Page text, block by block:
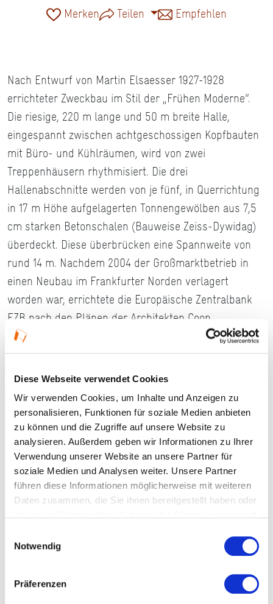
Diese Webseite verwendet Cookies
Wir verwenden Cookies, um Inhalte und Anzeigen zu
personalisieren, Funktionen für soziale Medien anbieten
zu können und die Zugriffe auf unsere Website zu
analysieren. Außerdem geben wir Informationen zu Ihrer
Verwendung unserer Website an unsere Partner für
soziale Medien und Analysen weiter. Unsere Partner
führen diese Informationen möglicherweise mit weiteren
Daten zusammen, die Sie ihnen bereitgestellt haben oder
Notwendig
Präferenzen
Merken Teilen Empfehlen
Nach Entwurf von Martin Elsaesser 1927-1928
errichteter Zweckbau im Stil der „Frühen Moderne“.
Die riesige, 220 m lange und 50 m breite Halle,
eingespannt zwischen achtgeschossigen Kopfbauten
mit Büro- und Kühlräumen, wird von zwei
Treppenhäusern rhythmisiert. Die drei
Hallenabschnitte werden von je fünf, in Querrichtung
in 17 m Höhe aufgelagerten Tonnengewölben aus 7,5
cm starken Betonschalen (Bauweise Zeiss-Dywidag)
überdeckt. Diese überbrücken eine Spannweite von
rund 14 m. Nachdem 2004 der Großmarktbetrieb in
einen Neubau im Frankfurter Norden verlagert
worden war, errichtete die Europäische Zentralbank
EZB nach den Plänen der Architekten Coop
Himmelb(l)au (Wien) ihren Hauptsitz in einem signifi
kanten, 180 m hohen Turm in funktionaler und
gestalterischer Kombination mit der Großmarkthalle.
Dabei wurden in die denkmalgeschützte Halle
Konferenz und Presseräume eingebaut. Von 1941-1945
deportierten die Nationalsozialisten etwa 12.000
Frankfurter Juden von der Großmarkthalle aus in die
Vernichtungslager. Daran erinnert die 2015
eingeweihte Gedenkstätte im Osten der Halle sowie
vor dem Stellwerk Großmarkthalle (Architekten
www.ecb.europa.eu/ecb/premises/html/index.de.html